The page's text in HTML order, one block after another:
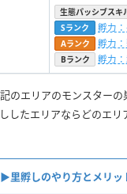
生態パッシブスキ
Sランク
孵力
Aランク 孵力
Bランク 孵力
のエリアのモンスター
したエリアならどのエリ
▶︎里孵しのやり方とメリッ